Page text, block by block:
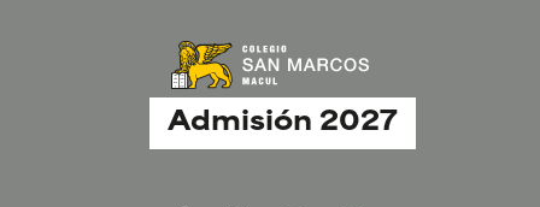
Admisión 2027